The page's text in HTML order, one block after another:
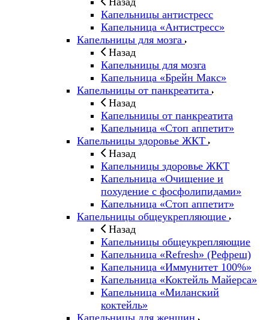
Капельницы антистресс
Капельница «Антистресс»
Капельницы для мозга
Назад
Капельницы для мозга
Капельница «Брейн Макс»
Капельницы от панкреатита
Назад
Капельницы от панкреатита
Капельница «Стоп аппетит»
Капельницы здоровье ЖКТ
Назад
Капельницы здоровье ЖКТ
Капельница «Очищение и
похудение с фосфолипидами»
Капельница «Стоп аппетит»
Капельницы общеукрепляющие
Назад
Капельницы общеукрепляющие
Капельница «Refresh» (Рефреш)
Капельница «Иммунитет 100%»
Капельница «Коктейль Майерса»
Капельница «Миланский
коктейль»
Капельницы для женщин